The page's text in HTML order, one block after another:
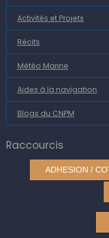
Activités et Projets
Récits
Météo Marine
Aides à la navigation
Blogs du CNPM
Raccourcis
ADHESION /